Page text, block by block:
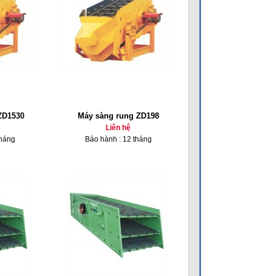
Máy sàng rung ZD198
Liên hệ
Bảo hành : 12 tháng